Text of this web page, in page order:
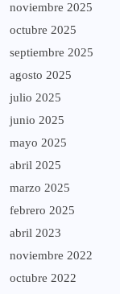
noviembre 2025
octubre 2025
septiembre 2025
agosto 2025
julio 2025
junio 2025
mayo 2025
abril 2025
marzo 2025
febrero 2025
abril 2023
noviembre 2022
octubre 2022